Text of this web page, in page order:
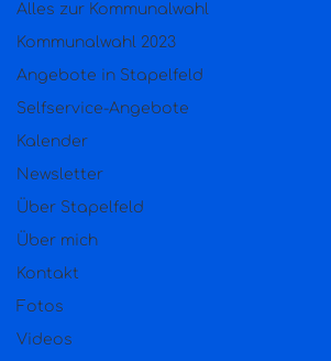
Alles zur Kommunalwahl
Kommunalwahl 2023
Angebote in Stapelfeld
Selfservice-Angebote
Kalender
Newsletter
Über Stapelfeld
Über mich
Kontakt
Fotos
Videos